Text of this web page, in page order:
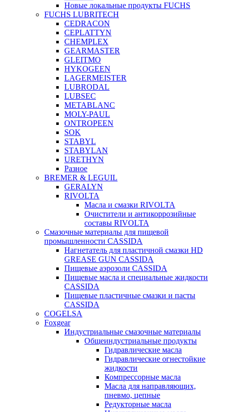
Новые локальные продукты FUCHS
FUCHS LUBRITECH
CEDRACON
CEPLATTYN
CHEMPLEX
GEARMASTER
GLEITMO
HYKOGEEN
LAGERMEISTER
LUBRODAL
LUBSEC
METABLANC
MOLY-PAUL
ONTROPEEN
SOK
STABYL
STABYLAN
URETHYN
Разное
BREMER & LEGUIL
GERALYN
RIVOLTA
Масла и смазки RIVOLTA
Очистители и антикоррозийные
составы RIVOLTA
Смазочные материалы для пищевой
промышленности CASSIDA
Нагнетатель для пластичной смазки HD
GREASE GUN CASSIDA
Пищевые аэрозоли CASSIDA
Пищевые масла и специальные жидкости
CASSIDA
Пищевые пластичные смазки и пасты
CASSIDA
COGELSA
Foxgear
Индустриальные смазочные материалы
Общеиндустриальные продукты
Гидравлические масла
Гидравлические огнестойкие
жидкости
Компрессорные масла
Масла для направляющих,
пневмо, цепные
Редукторные масла